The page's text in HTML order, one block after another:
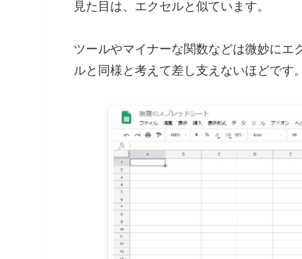
見た目は、エクセルと似ています。
ツールやマイナーな関数などは微妙にエ
ルと同様と考えて差し支えないほどです。